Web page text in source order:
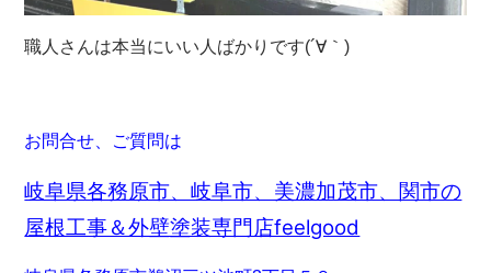
職人さんは本当にいい人ばかりです(´∀｀)
お問合せ、ご質問は
岐阜県各務原市、岐阜市、美濃加茂市、関市の
屋根工事＆外壁塗装専門店feelgood